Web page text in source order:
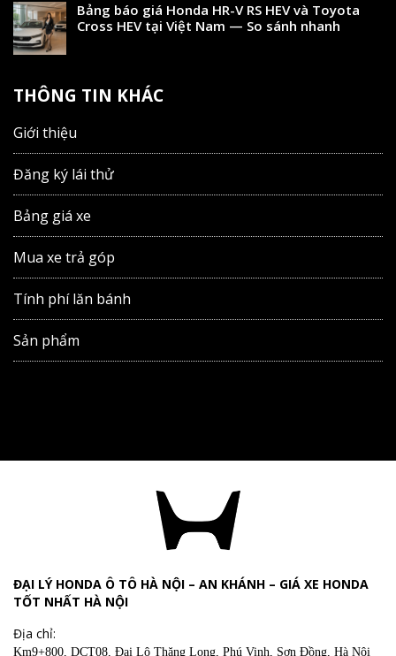
Bảng báo giá Honda HR-V RS HEV và Toyota
Cross HEV tại Việt Nam — So sánh nhanh
THÔNG TIN KHÁC
Giới thiệu
Đăng ký lái thử
Bảng giá xe
Mua xe trả góp
Tính phí lăn bánh
Sản phẩm
ĐẠI LÝ HONDA Ô TÔ HÀ NỘI – AN KHÁNH – GIÁ XE HONDA
TỐT NHẤT HÀ NỘI
Địa chỉ:
Km9+800, DCT08, Đại Lộ Thăng Long, Phú Vinh, Sơn Đồng, Hà Nội